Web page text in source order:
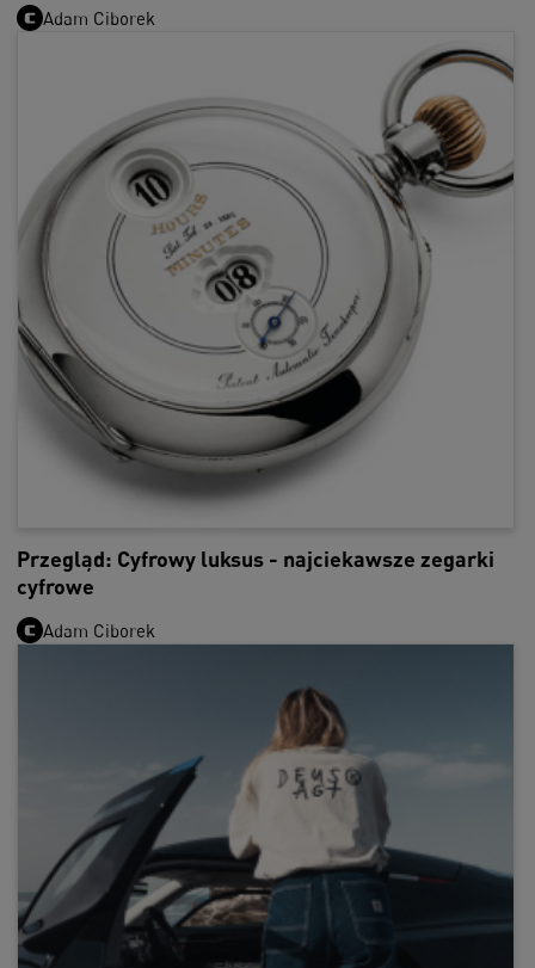
Adam Ciborek
Przegląd: Cyfrowy luksus - najciekawsze zegarki
cyfrowe
Adam Ciborek